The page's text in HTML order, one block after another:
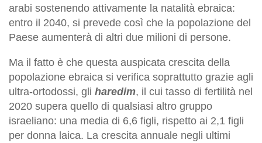
arabi sostenendo attivamente la natalità ebraica:
entro il 2040, si prevede così che la popolazione del
Paese aumenterà di altri due milioni di persone.
Ma il fatto è che questa auspicata crescita della
popolazione ebraica si verifica soprattutto grazie agli
ultra-ortodossi, gli haredim, il cui tasso di fertilità nel
2020 supera quello di qualsiasi altro gruppo
israeliano: una media di 6,6 figli, rispetto ai 2,1 figli
per donna laica. La crescita annuale negli ultimi